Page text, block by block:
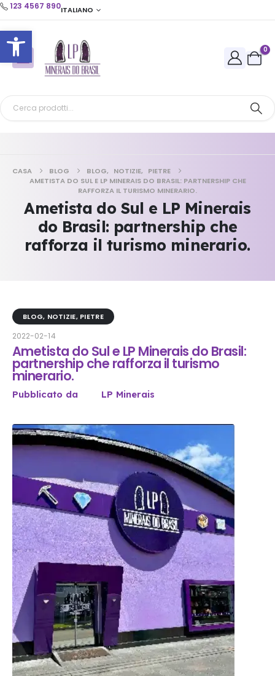
Apri la barra degli strumenti
123 4567 890ITALIANO
0
CASA BLOG BLOG, NOTIZIE,
PIETRE
AMETISTA DO SUL E LP MINERAIS DO BRASIL: PARTNERSHIP CHE
RAFFORZA IL TURISMO MINERARIO.
Ametista do Sul e LP Minerais
do Brasil: partnership che
rafforza il turismo minerario.
BLOG, NOTIZIE, PIETRE
2022-02-14
Ametista do Sul e LP Minerais do Brasil:
partnership che rafforza il turismo
minerario.
Pubblicato da LP Minerais